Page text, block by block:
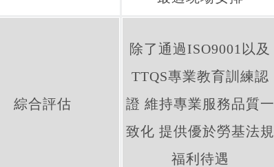
綜合評估
除了通過ISO9001 以及
TTQS專業教育訓練認
證 維持專業服務品質一
致化 提供優於勞基法規
福利待遇